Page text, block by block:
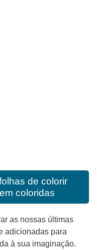
de colorir
coloridas
as nossas últimas
adicionadas para
à sua imaginação.